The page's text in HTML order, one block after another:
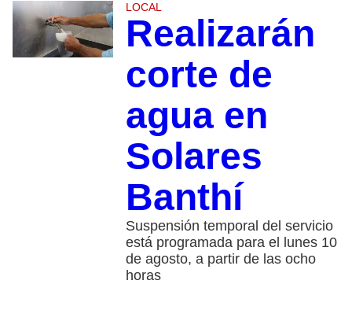
LOCAL
Realizarán
corte de
agua en
Solares
Banthí
Suspensión temporal del servicio
está programada para el lunes 10
de agosto, a partir de las ocho
horas